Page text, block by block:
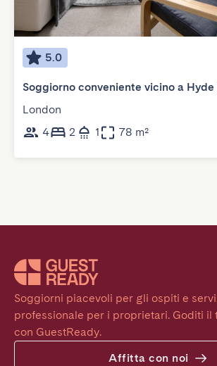
5.0
Soggiorno conveniente vicino a Hyde
London
4
2 1 78 m²
Soggiorni piacevoli per gli ospiti e
professionale per i proprietari. Goditi il
con GuestReady.
Affitta con noi